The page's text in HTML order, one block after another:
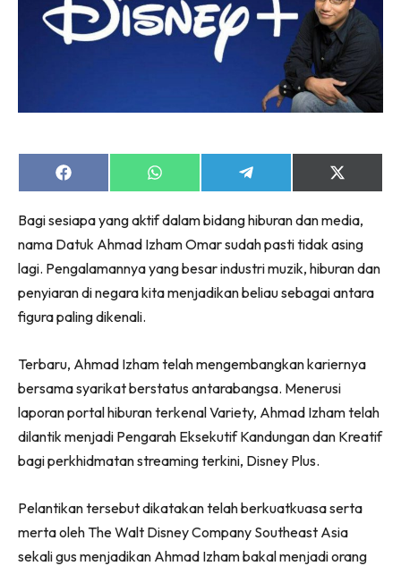
Share
on
Share
on
Share
on
Share
on
(Twitter)
Bagi sesiapa yang aktif dalam bidang hiburan dan media,
nama Datuk Ahmad Izham Omar sudah pasti tidak asing
lagi. Pengalamannya yang besar industri muzik, hiburan dan
penyiaran di negara kita menjadikan beliau sebagai antara
figura paling dikenali.
Terbaru, Ahmad Izham telah mengembangkan kariernya
bersama syarikat berstatus antarabangsa. Menerusi
laporan portal hiburan terkenal Variety, Ahmad Izham telah
dilantik menjadi Pengarah Eksekutif Kandungan dan Kreatif
bagi perkhidmatan streaming terkini, Disney Plus.
Pelantikan tersebut dikatakan telah berkuatkuasa serta
merta oleh The Walt Disney Company Southeast Asia
sekali gus menjadikan Ahmad Izham bakal menjadi orang